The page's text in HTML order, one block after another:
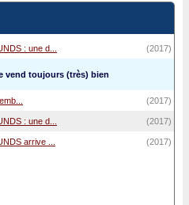
: une d... (2017)
vend toujours (très) bien
(2017)
: une d... (2017)
arrive ... (2017)